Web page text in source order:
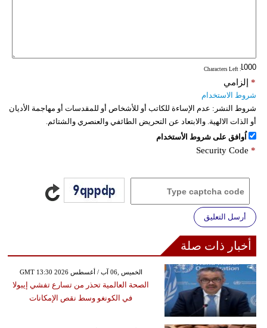
: Characters Left
إلزامي *
شروط الاستخدام
شروط النشر: عدم الإساءة للكاتب أو للأشخاص أو للمقدسات أو مهاجمة الأديان
أو الذات الالهية. والابتعاد عن التحريض الطائفي والعنصري والشتائم.
اُوافق على شروط الأستخدام
Security Code *
أرسل التعليق
أخبار ذات صلة
GMT 13:30 2026 الخميس ,06 آب / أغسطس
الصحة العالمية تحذر من تسارع تفشي إيبولا
في الكونغو وسط نقص الإمكانات